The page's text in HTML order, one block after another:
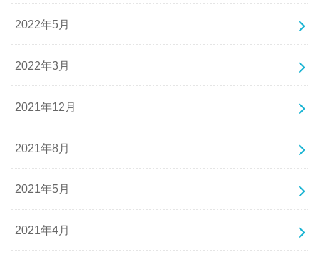
2022年5月
2022年3月
2021年12月
2021年8月
2021年5月
2021年4月